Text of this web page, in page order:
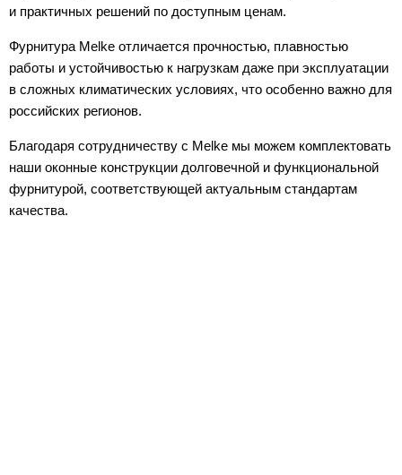
и практичных решений по доступным ценам.
Фурнитура Melke отличается прочностью, плавностью
работы и устойчивостью к нагрузкам даже при эксплуатации
в сложных климатических условиях, что особенно важно для
российских регионов.
Благодаря сотрудничеству с Melke мы можем комплектовать
наши оконные конструкции долговечной и функциональной
фурнитурой, соответствующей актуальным стандартам
качества.